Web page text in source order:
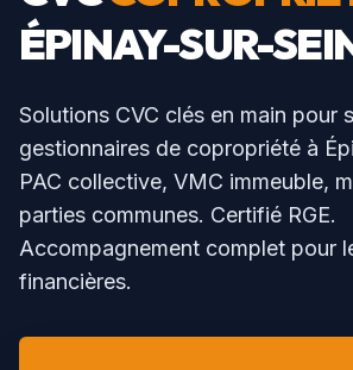
ÉPINAY-SUR-
Solutions CVC clés en main pour
gestionnaires de copropriété à
PAC collective, VMC immeuble,
parties communes. Certifié RGE.
Accompagnement complet pour
financières.